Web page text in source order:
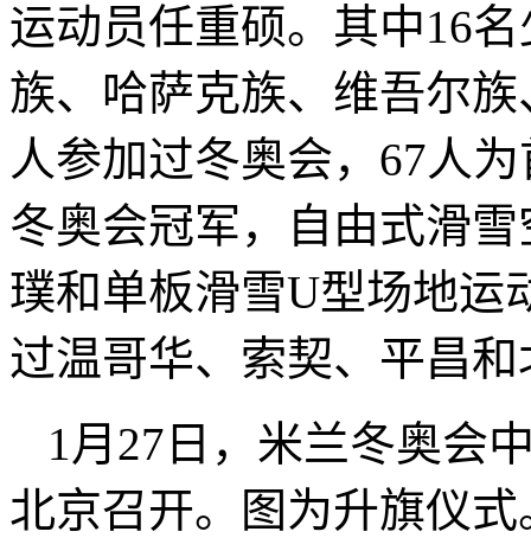
运动员任重硕。其中16
族、哈萨克族、维吾尔
人参加过冬奥会，67人
冬奥会冠军，自由式滑
璞和单板滑雪U型场地运
过温哥华、索契、平昌
1月27日，米兰冬奥会
北京召开。图为升旗仪